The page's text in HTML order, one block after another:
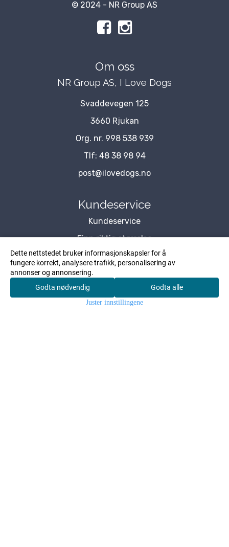
Søk
Dette nettstedet bruker informasjonskapsler for å
fungere korrekt, analysere trafikk, personalisering av
annonser og annonsering.
Godta nødvendig
Godta alle
Juster innstillingene
© 2024 - NR Group AS
Om oss
NR Group AS, I Love Dogs
Svaddevegen 125
3660 Rjukan
Org. nr. 998 538 939
Tlf: 48 38 98 94
post@ilovedogs.no
Kundeservice
Kundeservice
Finn riktig størrelse
Blogg
Forhandler